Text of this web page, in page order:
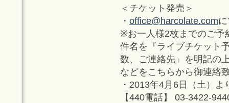
＜チケット発売＞
・ office@harcolate.com
※お一人様2枚までのご予
件名を『ライブチケット
数、ご連絡先」を明記の
などをこちらから御連絡
・2013年4月6日（土）
【440電話】 03-3422-